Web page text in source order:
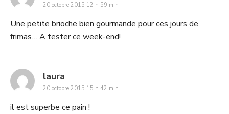
20 octobre 2015 12 h 59 min
Une petite brioche bien gourmande pour ces jours de
frimas… A tester ce week-end!
laura
20 octobre 2015 15 h 42 min
il est superbe ce pain !